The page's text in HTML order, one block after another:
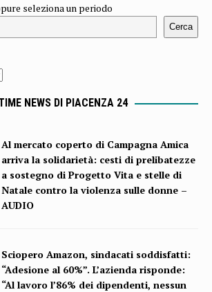
seleziona un periodo
Cerca
NEWS DI PIACENZA 24
Al mercato coperto di Campagna Amica
arriva la solidarietà: cesti di prelibatezze
a sostegno di Progetto Vita e stelle di
Natale contro la violenza sulle donne –
AUDIO
Sciopero Amazon, sindacati soddisfatti:
“Adesione al 60%”. L’azienda risponde:
“Al lavoro l’86% dei dipendenti, nessun